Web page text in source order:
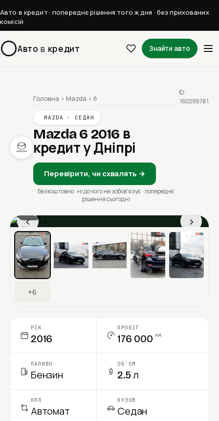
Авто в кредит · попереднє рішення того ж дня · без прихованих
комісій
Авто в кредит Знайти авто
Головна › Mazda › 6
MAZDA · СЕДАН
Mazda 6 2016 в
кредит у Дніпрі
Перевірити, чи схвалять →
Безкоштовно · ні до чого не зобовʼязує · попереднє
рішення сьогодні
ID:
160299781
‹ ›
1 / 13
Ціна в місяць
+6
РІК
2016
ПРОБІГ
176 000 км
ПАЛИВО
Бензин
ОБ'ЄМ
2.5 л
КПП
Автомат
КУЗОВ
Седан